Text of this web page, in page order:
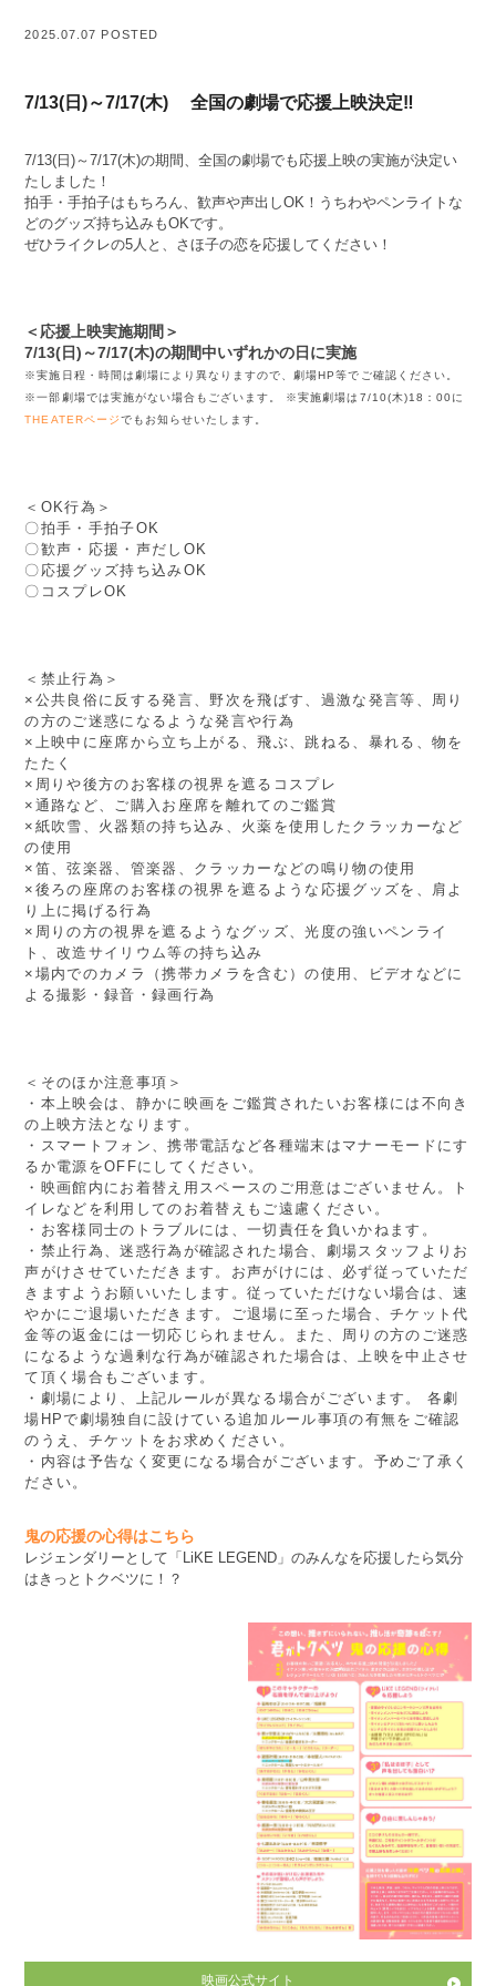
2025.07.07 POSTED
7/13(日)～7/17(木) 全国の劇場で応援上映決定‼
7/13(日)～7/17(木)の期間、全国の劇場でも応援上映の実施が決定い
たしました！
拍手・手拍子はもちろん、歓声や声出しOK！うちわやペンライトな
どのグッズ持ち込みもOKです。
ぜひライクレの5人と、さほ子の恋を応援してください！
＜応援上映実施期間＞
7/13(日)～7/17(木)の期間中いずれかの日に実施
※実施日程・時間は劇場により異なりますので、劇場HP等でご確認ください。
※一部劇場では実施がない場合もございます。 ※実施劇場は7/10(木)18：00に
THEATERページでもお知らせいたします。
＜OK行為＞
〇拍手・手拍子OK
〇歓声・応援・声だしOK
〇応援グッズ持ち込みOK
〇コスプレOK
＜禁止行為＞
×公共良俗に反する発言、野次を飛ばす、過激な発言等、周り
の方のご迷惑になるような発言や行為
×上映中に座席から立ち上がる、飛ぶ、跳ねる、暴れる、物を
たたく
×周りや後方のお客様の視界を遮るコスプレ
×通路など、ご購入お座席を離れてのご鑑賞
×紙吹雪、火器類の持ち込み、火薬を使用したクラッカーなど
の使用
×笛、弦楽器、管楽器、クラッカーなどの鳴り物の使用
×後ろの座席のお客様の視界を遮るような応援グッズを、肩よ
り上に掲げる行為
×周りの方の視界を遮るようなグッズ、光度の強いペンライ
ト、改造サイリウム等の持ち込み
×場内でのカメラ（携帯カメラを含む）の使用、ビデオなどに
よる撮影・録音・録画行為
＜そのほか注意事項＞
・本上映会は、静かに映画をご鑑賞されたいお客様には不向き
の上映方法となります。
・スマートフォン、携帯電話など各種端末はマナーモードにす
るか電源をOFFにしてください。
・映画館内にお着替え用スペースのご用意はございません。ト
イレなどを利用してのお着替えもご遠慮ください。
・お客様同士のトラブルには、一切責任を負いかねます。
・禁止行為、迷惑行為が確認された場合、劇場スタッフよりお
声がけさせていただきます。お声がけには、必ず従っていただ
きますようお願いいたします。従っていただけない場合は、速
やかにご退場いただきます。ご退場に至った場合、チケット代
金等の返金には一切応じられません。また、周りの方のご迷惑
になるような過剰な行為が確認された場合は、上映を中止させ
て頂く場合もございます。
・劇場により、上記ルールが異なる場合がございます。 各劇
場HPで劇場独自に設けている追加ルール事項の有無をご確認
のうえ、チケットをお求めください。
・内容は予告なく変更になる場合がございます。予めご了承く
ださい。
鬼の応援の心得はこちら
レジェンダリーとして「LiKE LEGEND」のみんなを応援したら気分
はきっとトクベツに！？
映画公式サイト